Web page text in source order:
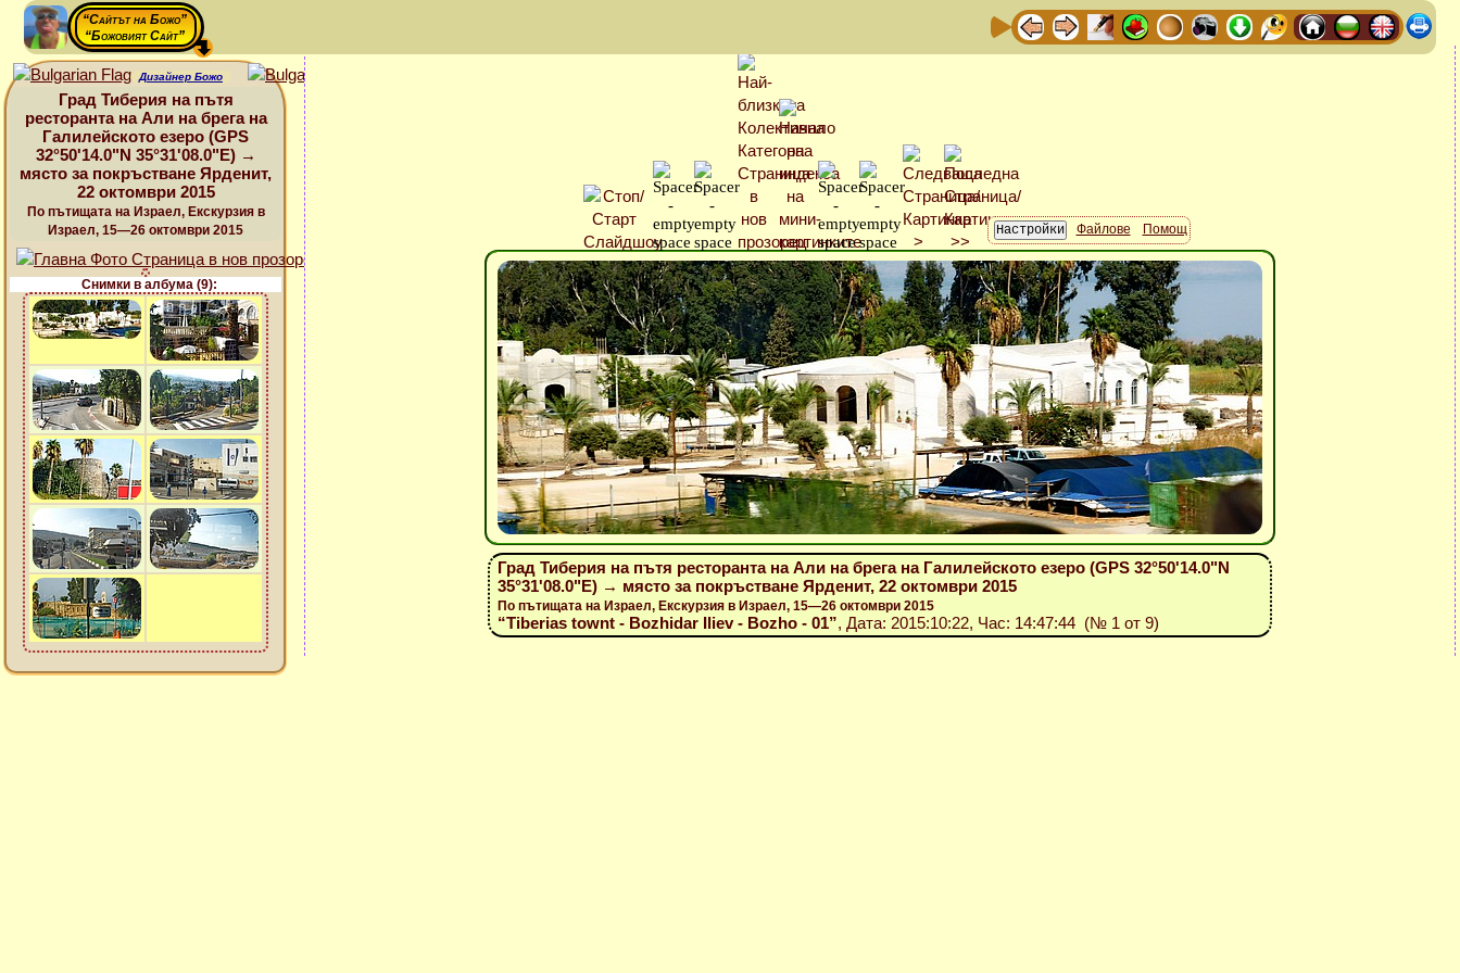
“Сайтът на Божо”
“Божовият Сайт”
Дизайнер Божо
Град Тиберия на пътя
ресторанта на Али на брега на
Галилейското езеро (GPS
32°50'14.0"N 35°31'08.0"E) →
място за покръстване Ярденит,
22 октомври 2015
По пътищата на Израел, Екскурзия в
Израел, 15—26 октомври 2015
Снимки в албума (9):
Файлове Помощ
Град Тиберия на пътя ресторанта на Али на брега на Галилейското езеро (GPS 32°50'14.0"N
35°31'08.0"E) → място за покръстване Ярденит, 22 октомври 2015
По пътищата на Израел, Екскурзия в Израел, 15—26 октомври 2015
“Tiberias townt - Bozhidar Iliev - Bozho - 01”, Дата: 2015:10:22, Час: 14:47:44 (№ 1 от 9)